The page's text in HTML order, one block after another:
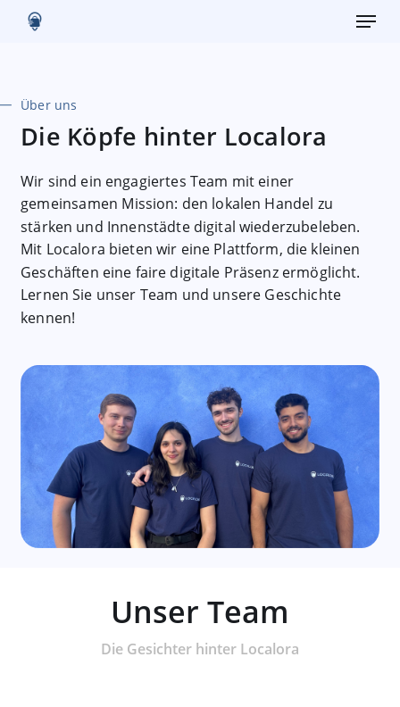
Menu
Über uns
Die Köpfe hinter Localora
Wir sind ein engagiertes Team mit einer
gemeinsamen Mission: den lokalen Handel zu
stärken und Innenstädte digital wiederzubeleben.
Mit Localora bieten wir eine Plattform, die kleinen
Geschäften eine faire digitale Präsenz ermöglicht.
Lernen Sie unser Team und unsere Geschichte
kennen!
Unser Team
Die Gesichter hinter Localora